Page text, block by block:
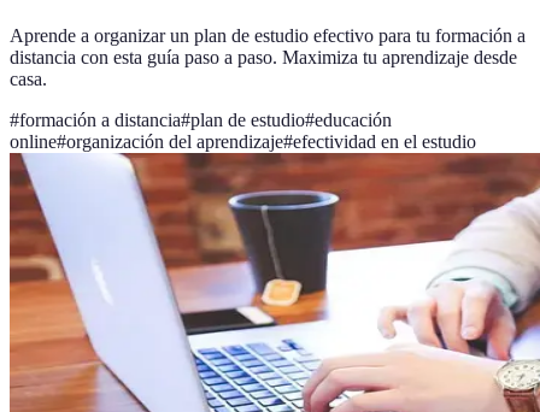
Aprende a organizar un plan de estudio efectivo para tu formación a
distancia con esta guía paso a paso. Maximiza tu aprendizaje desde
casa.
#formación a distancia#plan de estudio#educación
online#organización del aprendizaje#efectividad en el estudio